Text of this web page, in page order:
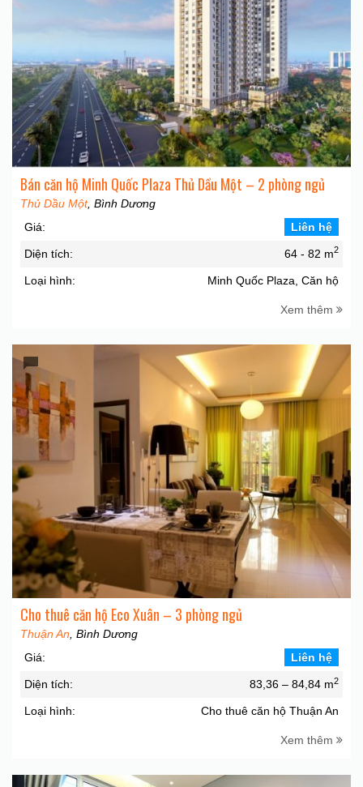
Bán căn hộ Minh Quốc Plaza Thủ Dầu Một – 2 phòng ngủ
Thủ Dầu Một, Bình Dương
Giá:
Liên hệ
Diện tích: 64 - 82 m2
Loại hình: Minh Quốc Plaza, Căn hộ
Xem thêm
Cho thuê căn hộ Eco Xuân – 3 phòng ngủ
Thuận An , Bình Dương
Giá:
Liên hệ
Diện tích: 83,36 – 84,84 m2
Loại hình: Cho thuê căn hộ Thuận An
Xem thêm